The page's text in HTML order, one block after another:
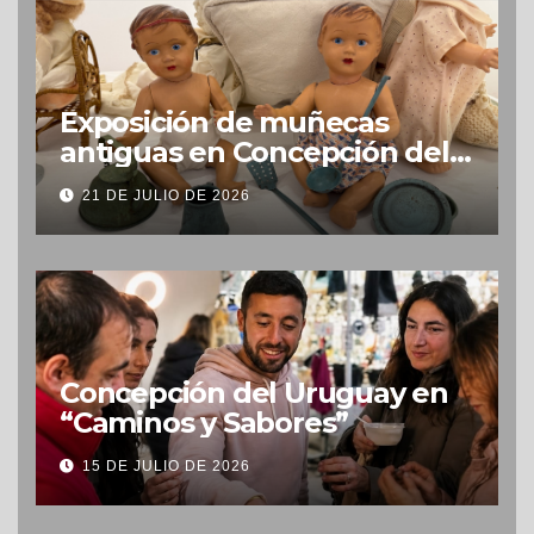
Exposición de muñecas
antiguas en Concepción del
Uruguay
21 DE JULIO DE 2026
Concepción del Uruguay en
“Caminos y Sabores”
15 DE JULIO DE 2026